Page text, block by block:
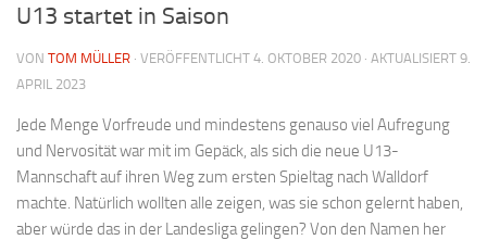
U13 startet in Saison
VON TOM MÜLLER · VERÖFFENTLICHT 4. OKTOBER 2020 · AKTUALISIERT 9.
APRIL 2023
Jede Menge Vorfreude und mindestens genauso viel Aufregung
und Nervosität war mit im Gepäck, als sich die neue U13-
Mannschaft auf ihren Weg zum ersten Spieltag nach Walldorf
machte. Natürlich wollten alle zeigen, was sie schon gelernt haben,
aber würde das in der Landesliga gelingen? Von den Namen her